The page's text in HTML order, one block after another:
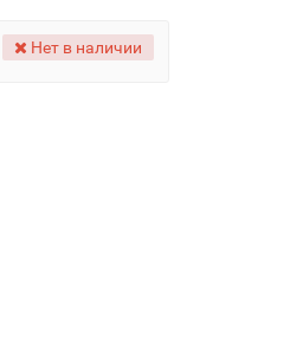
Нет в наличии